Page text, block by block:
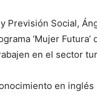
Previsión Social,
‘Mujer
en el sector
en